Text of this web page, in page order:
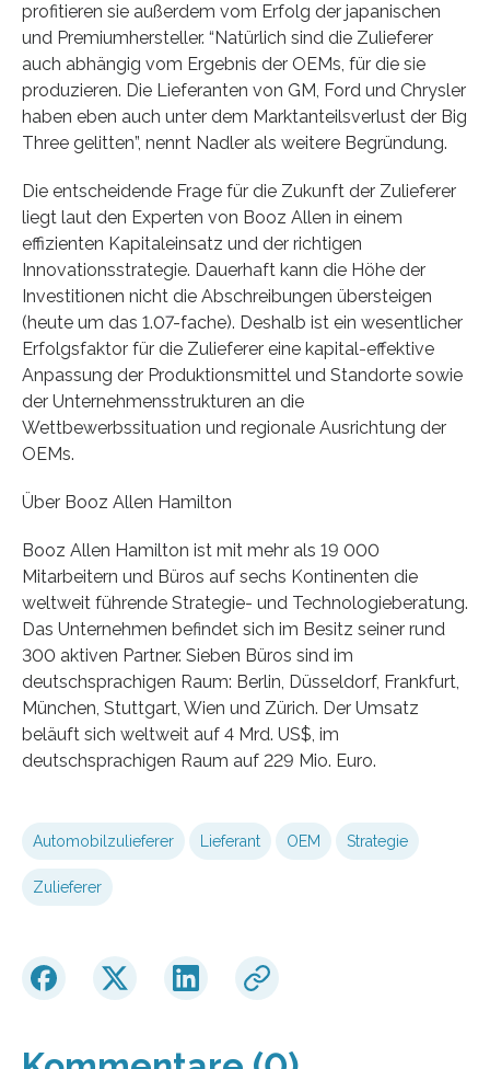
profitieren sie außerdem vom Erfolg der japanischen
und Premiumhersteller. “Natürlich sind die Zulieferer
auch abhängig vom Ergebnis der OEMs, für die sie
produzieren. Die Lieferanten von GM, Ford und Chrysler
haben eben auch unter dem Marktanteilsverlust der Big
Three gelitten”, nennt Nadler als weitere Begründung.
Die entscheidende Frage für die Zukunft der Zulieferer
liegt laut den Experten von Booz Allen in einem
effizienten Kapitaleinsatz und der richtigen
Innovationsstrategie. Dauerhaft kann die Höhe der
Investitionen nicht die Abschreibungen übersteigen
(heute um das 1.07-fache). Deshalb ist ein wesentlicher
Erfolgsfaktor für die Zulieferer eine kapital-effektive
Anpassung der Produktionsmittel und Standorte sowie
der Unternehmensstrukturen an die
Wettbewerbssituation und regionale Ausrichtung der
OEMs.
Über Booz Allen Hamilton
Booz Allen Hamilton ist mit mehr als 19 000
Mitarbeitern und Büros auf sechs Kontinenten die
weltweit führende Strategie- und Technologieberatung.
Das Unternehmen befindet sich im Besitz seiner rund
300 aktiven Partner. Sieben Büros sind im
deutschsprachigen Raum: Berlin, Düsseldorf, Frankfurt,
München, Stuttgart, Wien und Zürich. Der Umsatz
beläuft sich weltweit auf 4 Mrd. US$, im
deutschsprachigen Raum auf 229 Mio. Euro.
Automobilzulieferer Lieferant OEM Strategie
Zulieferer